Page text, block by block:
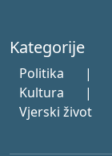
Kategorije
Politika |
Kultura
|
Vjerski život